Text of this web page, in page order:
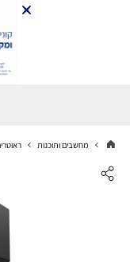
מחשבים ותוכנות